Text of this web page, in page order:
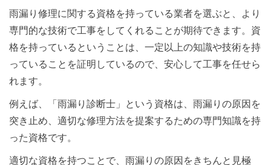
雨漏り修理に関する資格を持っている業者を選ぶと、より
専門的な技術で工事をしてくれることが期待できます。資
格を持っているということは、一定以上の知識や技術を持
っていることを証明しているので、安心して工事を任せら
れます。
例えば、「雨漏り診断士」という資格は、雨漏りの原因を
突き止め、適切な修理方法を提案するための専門知識を持
った資格です。
適切な資格を持つことで、雨漏りの原因をきちんと見極